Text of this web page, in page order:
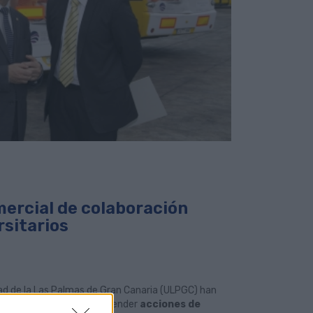
de colaboración
de la Las Palmas de Gran Canaria (ULPGC) han
ambas entidades emprender acciones de